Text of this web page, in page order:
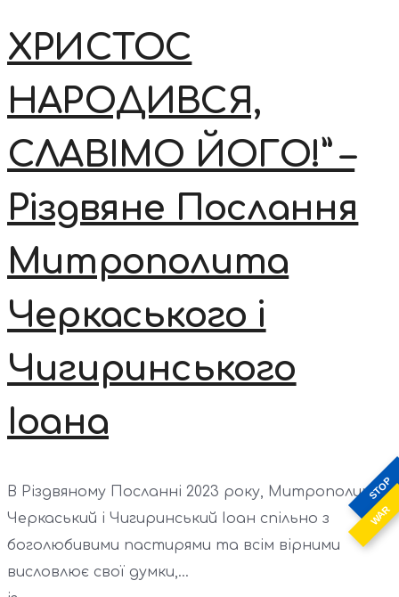
STOP
WAR
ХРИСТОС
НАРОДИВСЯ,
СЛАВІМО ЙОГО!” –
Різдвяне Послання
Митрополита
Черкаського і
Чигиринського
Іоана
В Різдвяному Посланні 2023 року, Митрополит
Черкаський і Чигиринський Іоан спільно з
боголюбивими пастирями та всім вірними
висловлює свої думки,...